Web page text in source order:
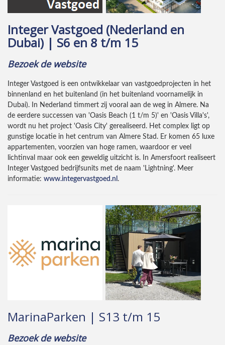
Integer Vastgoed (Nederland en
Dubai) | S6 en 8 t/m 15
Bezoek de website
Integer Vastgoed is een ontwikkelaar van vastgoedprojecten in het
binnenland en het buitenland (in het buitenland voornamelijk in
Dubai). In Nederland timmert zij vooral aan de weg in Almere. Na
de eerdere successen van 'Oasis Beach (1 t/m 5)' en 'Oasis Villa's',
wordt nu het project 'Oasis City' gerealiseerd. Het complex ligt op
gunstige locatie in het centrum van Almere Stad. Er komen 65 luxe
appartementen, voorzien van hoge ramen, waardoor er veel
lichtinval maar ook een geweldig uitzicht is. In Amersfoort realiseert
Integer Vastgoed bedrijfsunits met de naam 'Lightning'. Meer
informatie: www.integervastgoed.nl .
MarinaParken | S13 t/m 15
Bezoek de website